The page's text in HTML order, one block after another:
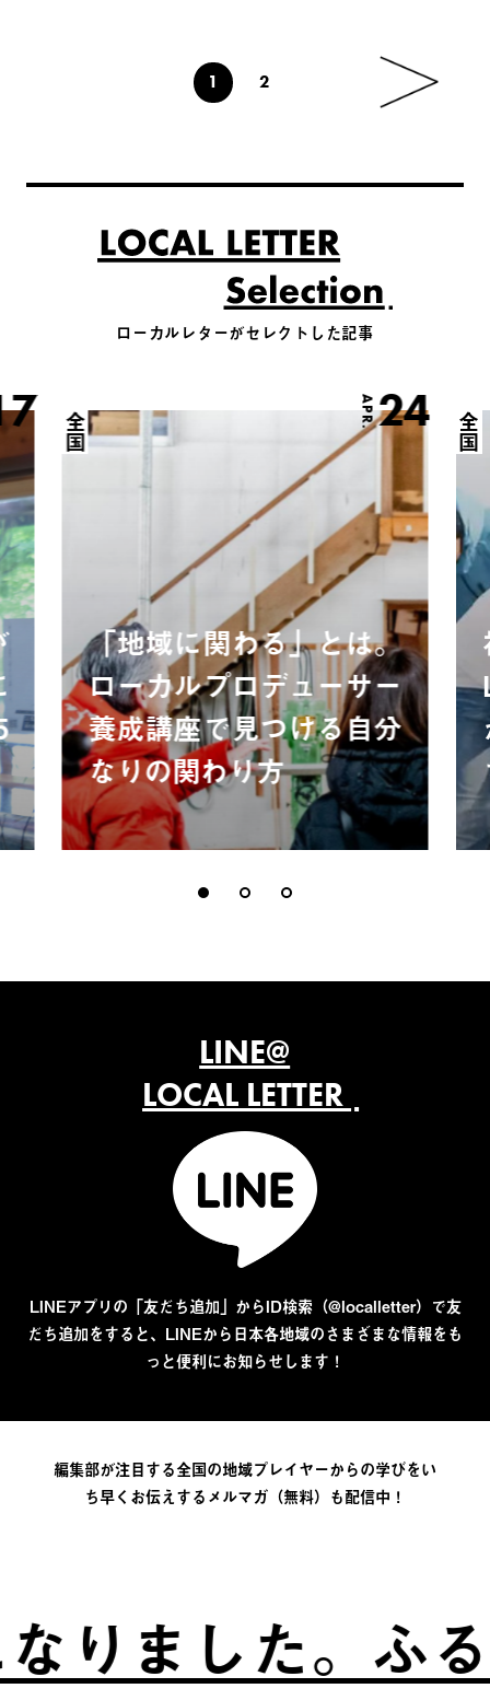
1 2
ローカルレターがセレクトした記事
APR.24
全国
「地域に関わる」とは。
ローカルプロデューサー
養成講座で見つける自分
なりの関わり方
全国
LINE@
LOCAL LETTER
LINEアプリの「友だち追加」からID検索（@localletter）で友
だち追加をすると、LINEから日本各地域のさまざまな情報をも
っと便利にお知らせします！
編集部が注目する全国の地域プレイヤーからの学びをい
ち早くお伝えするメルマガ（無料）も配信中！
。 ふるさとは